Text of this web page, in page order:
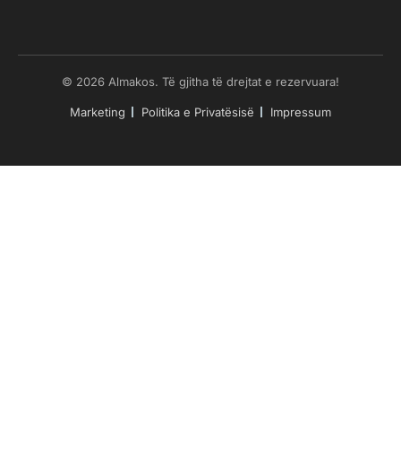
© 2026 Almakos. Të gjitha të drejtat e rezervuara!
Marketing Politika e Privatësisë Impressum